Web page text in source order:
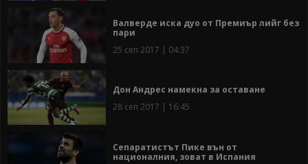
Валверде иска дуо от Премиър лийг без
пари
25 сеп 2017 | 04:37
Дон Андрес намекна за оставане
28 сеп 2017 | 16:45
Сепаратистът Пике вън от
националния, зоват в Испания